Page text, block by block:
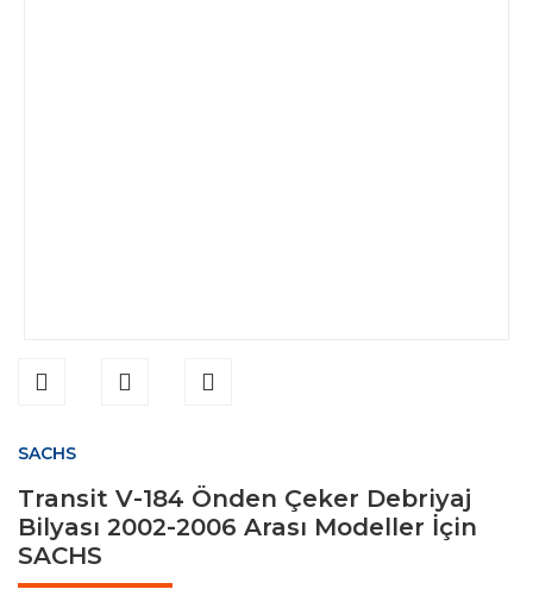
SACHS
Transit V-184 Önden Çeker Debriyaj
Bilyası 2002-2006 Arası Modeller İçin
SACHS